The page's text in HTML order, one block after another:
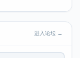
进入论坛 →